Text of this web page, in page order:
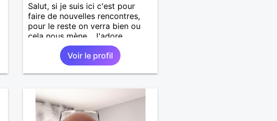
Salut, si je suis ici c'est pour
faire de nouvelles rencontres,
pour le reste on verra bien ou
cela nous mène . J'adore
découvrir de nouvelles choses ,
alors si vous voulez m'initier à
l'une de vos activités je suis
partant.
Voir le profil